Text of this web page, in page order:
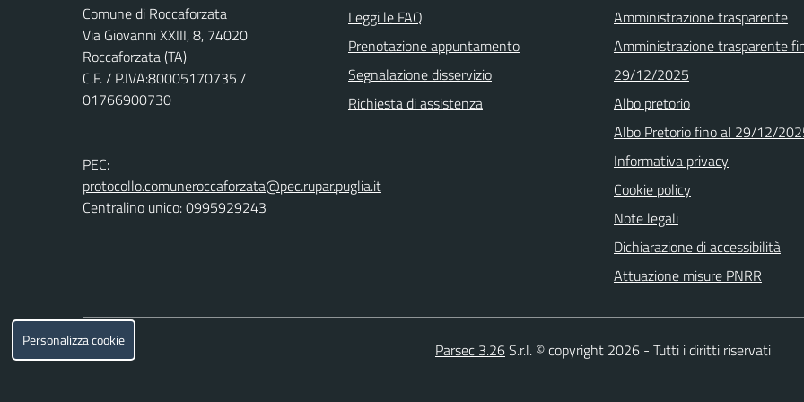
Comune di Roccaforzata
Via Giovanni XXIII, 8, 74020
Roccaforzata (TA)
C.F. / P.IVA:80005170735 /
01766900730
PEC:
protocollo.comuneroccaforzata@pec.rupar.puglia.it
Centralino unico: 0995929243
Leggi le FAQ
Prenotazione appuntamento
Segnalazione disservizio
Richiesta di assistenza
Amministrazione trasparente
Amministrazione trasparente
29/12/2025
Albo pretorio
Albo Pretorio fino al 29/12/
Informativa privacy
Cookie policy
Note legali
Dichiarazione di accessibilità
Attuazione misure PNRR
Parsec 3.26S.r.l. © copyright 2026 - Tutti i diritti riservati
Personalizza cookie